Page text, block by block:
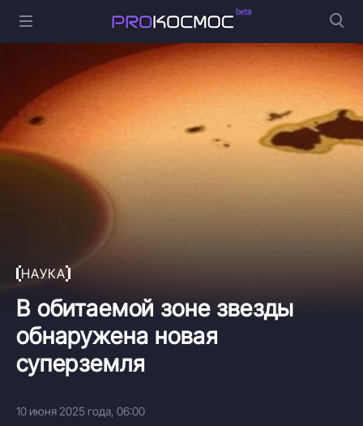
НАУКА
В обитаемой зоне звезды
обнаружена новая
суперземля
10 июня 2025 года, 06:00